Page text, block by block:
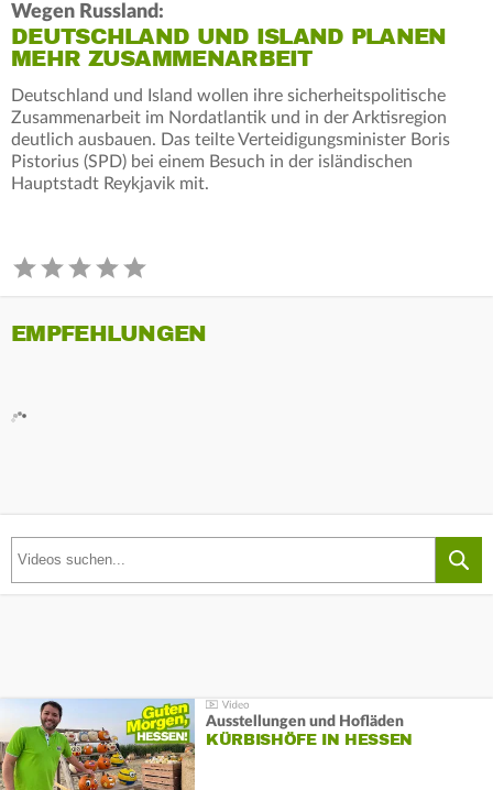
Wegen Russland:
DEUTSCHLAND UND ISLAND PLANEN
MEHR ZUSAMMENARBEIT
Deutschland und Island wollen ihre sicherheitspolitische
Zusammenarbeit im Nordatlantik und in der Arktisregion
deutlich ausbauen. Das teilte Verteidigungsminister Boris
Pistorius (SPD) bei einem Besuch in der isländischen
Hauptstadt Reykjavik mit.
EMPFEHLUNGEN
Ausstellungen und Hofläden
KÜRBISHÖFE IN HESSEN